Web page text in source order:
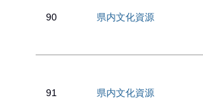
90 県内文化資源
91 県内文化資源